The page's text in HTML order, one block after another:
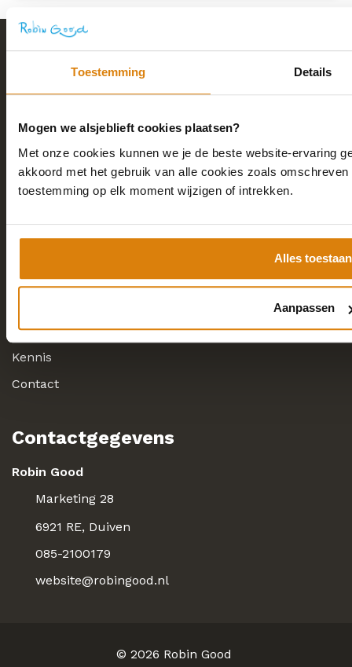
Toestemming Details
Mogen we alsjeblieft cookies plaatsen?
Met onze cookies kunnen we je de beste website-ervaring
akkoord met het gebruik van alle cookies zoals
toestemming op elk moment wijzigen of intrekken.
Alles toestaan
Aanpassen
Sustainability with a smile
Academy
Over
Kennis
Contact
Contactgegevens
Robin Good
Marketing 28
6921 RE, Duiven
085-2100179
website@robingood.nl
© 2026 Robin Good